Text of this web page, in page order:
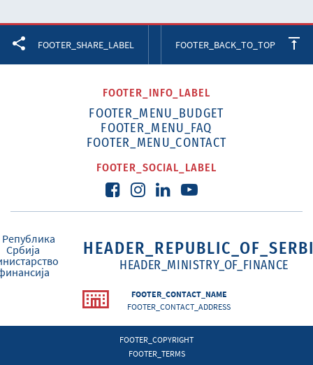
FOOTER_SHARE_LABEL FOOTER_BACK_TO_TOP
FOOTER_INFO_LABEL
FOOTER_MENU_BUDGET
FOOTER_MENU_FAQ
FOOTER_MENU_CONTACT
FOOTER_SOCIAL_LABEL
HEADER_MINISTRY_OF_FINANCE
FOOTER_CONTACT_NAME
FOOTER_CONTACT_ADDRESS
FOOTER_COPYRIGHT
FOOTER_TERMS